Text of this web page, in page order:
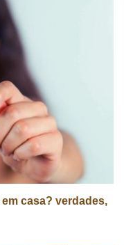
casa? verdades,